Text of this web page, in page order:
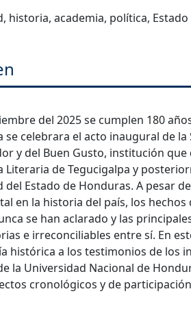
historia, academia, política, Estado
del 2025 se cumplen 180
se celebrara el acto inaugural de la
y del Buen Gusto, institución
Literaria de Tegucigalpa y
del Estado de Honduras. A pesar
en la historia del país, los hechos
se han aclarado y las
e irreconciliables entre sí. En
histórica a los testimonios de los
la Universidad Nacional de
cronológicos y de